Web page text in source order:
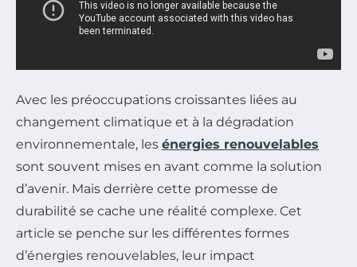
Avec les préoccupations croissantes liées au
changement climatique et à la dégradation
environnementale, les énergies renouvelables
sont souvent mises en avant comme la solution
d’avenir. Mais derrière cette promesse de
durabilité se cache une réalité complexe. Cet
article se penche sur les différentes formes
d’énergies renouvelables, leur impact